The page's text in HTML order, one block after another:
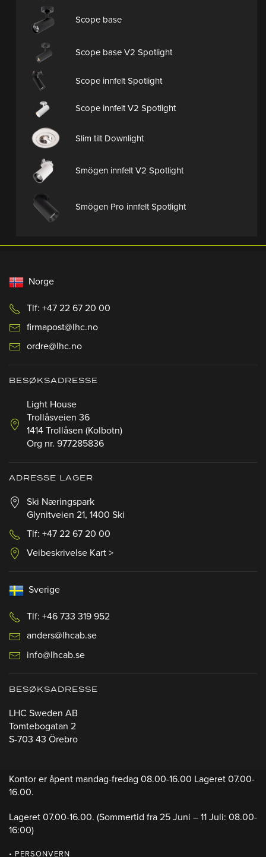
Scope base
Scope base V2 Spotlight
Scope innfelt Spotlight
Scope innfelt V2 Spotlight
Slim tilt Downlight
Smögen innfelt V2 Spotlight
Smögen Pro innfelt Spotlight
Norge
Tlf: +47 22 67 20 00
firmapost@lhc.no
ordre@lhc.no
BESØKSADRESSE
Light House
Trollåsveien 36
1414 Trollåsen (Kolbotn)
Org nr. 977285836
ADRESSE LAGER
Ski Næringspark
Glynitveien 21, 1400 Ski
Tlf: +47 22 67 20 00
Veibeskrivelse Kart >
Sverige
Tlf: +46 733 319 952
anders@lhcab.se
info@lhcab.se
BESØKSADRESSE
LHC Sweden AB
Tomtebogatan 2
S-703 43 Örebro
Kontor er åpent mandag-fredag 08.00-16.00 Lageret 07.00-
16.00.
Lageret 07.00-16.00. (Sommertid fra 25 Juni – 11 Juli: 08.00-
16:00)
• PERSONVERN